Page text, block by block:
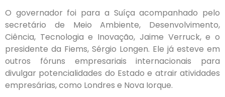
O governador foi para a Suíça acompanhado pelo
secretário de Meio Ambiente, Desenvolvimento,
Ciência, Tecnologia e Inovação, Jaime Verruck, e o
presidente da Fiems, Sérgio Longen. Ele já esteve em
outros fóruns empresariais internacionais para
divulgar potencialidades do Estado e atrair atividades
empresárias, como Londres e Nova Iorque.